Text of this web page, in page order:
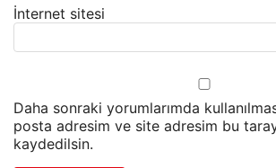
İnternet sitesi
Daha sonraki yorumlarımda
posta adresim ve site adresim bu
kaydedilsin.